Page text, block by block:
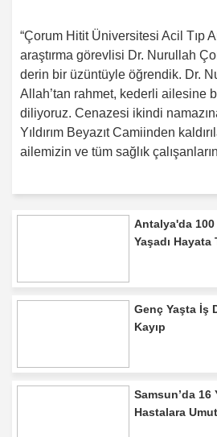
“Çorum Hitit Üniversitesi Acil Tıp
araştırma görevlisi Dr. Nurullah
derin bir üzüntüyle öğrendik. Dr.
Allah’tan rahmet, kederli ailesine
diliyoruz. Cenazesi ikindi
Yıldırım Beyazıt Camiinden
ailemizin ve tüm sağlık
Antalya'da
Yaşadı
Genç Yaşta İş
Kayıp
Samsun’da 16
Hastalara